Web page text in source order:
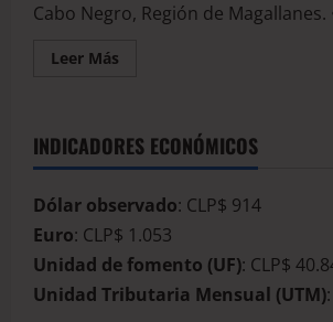
Cabo Negro, Región de Magallanes.
Leer Más
INDICADORES ECONÓMICOS
Dólar observado: CLP$ 914
Euro: CLP$ 1.053
Unidad de fomento (UF): CLP$
Unidad Tributaria Mensual (UTM)